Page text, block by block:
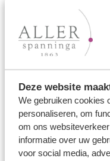
Deze website
We gebruiken cookies
personaliseren, om
om ons
informatie over uw
voor social media,
Ons aanbod
Trouwringen
Verlovingsringen
Vriendschapsringen
Over ons